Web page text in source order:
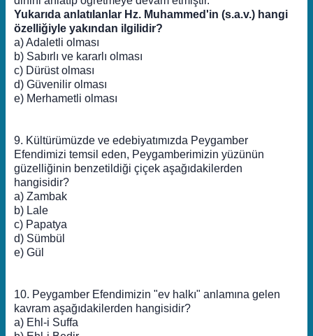
Yukarıda anlatılanlar Hz. Muhammed'in (s.a.v.) hangi
özelliğiyle yakından ilgilidir?
a) Adaletli olması
b) Sabırlı ve kararlı olması
c) Dürüst olması
d) Güvenilir olması
e) Merhametli olması
9. Kültürümüzde ve edebiyatımızda Peygamber
Efendimizi temsil eden, Peygamberimizin yüzünün
güzelliğinin benzetildiği çiçek aşağıdakilerden
hangisidir?
a) Zambak
b) Lale
c) Papatya
d) Sümbül
e) Gül
10. Peygamber Efendimizin "ev halkı" anlamına gelen
kavram aşağıdakilerden hangisidir?
a) Ehl-i Suffa